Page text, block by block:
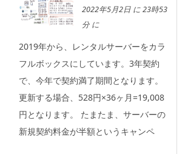
2022年5月2日 に 23時53
分 に
2019年から、レンタルサーバーをカラ
フルボックスにしています。3年契約
で、今年で契約満了期間となります。
更新する場合、528円×36ヶ月=19,008
円となります。 たまたま、サーバーの
新規契約料金が半額というキャンペ